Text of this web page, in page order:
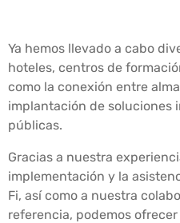
Ya hemos llevado a cabo
hoteles, centros de
como la conexión entre
implantación de soluciones
públicas.
Gracias a nuestra
implementación y la
Fi, así como a nuestra
referencia, podemos